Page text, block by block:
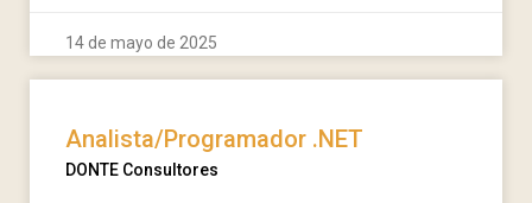
14 de mayo de 2025
Analista/Programador .NET
DONTE Consultores